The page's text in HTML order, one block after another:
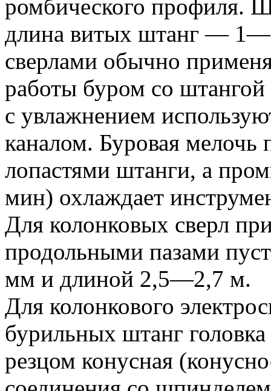
ромбического профиля.
длина витых штанг —
сверлами обычно
работы буром со
с увлажнением
каналом. Буровая мелочь
лопастями штанги, а
мин) охлаждает
Для колонковых сверл
продольными пазами
мм и длиной 2,5—2,7 м.
Для колонкового
бурильных штанг
резцом конусная